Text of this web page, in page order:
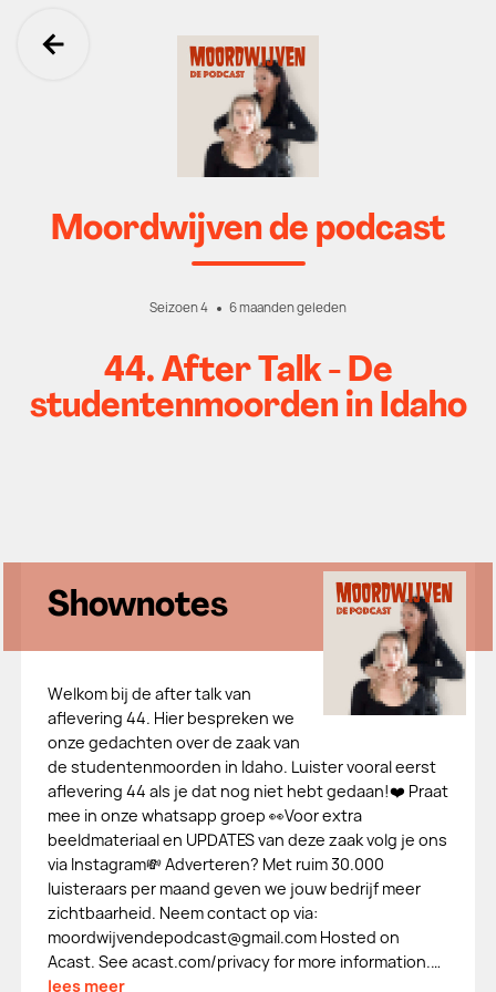
Ga terug
Moordwijven de podcast
Seizoen 4 6 maanden geleden
44. After Talk - De
studentenmoorden in Idaho
Shownotes
Welkom bij de after talk van
aflevering 44. Hier bespreken we
onze gedachten over de zaak van
de studentenmoorden in Idaho. Luister vooral eerst
aflevering 44 als je dat nog niet hebt gedaan!❤️ Praat
mee in onze whatsapp groep 👀Voor extra
beeldmateriaal en UPDATES van deze zaak volg je ons
via Instagram💸 Adverteren? Met ruim 30.000
luisteraars per maand geven we jouw bedrijf meer
zichtbaarheid. Neem contact op via:
moordwijvendepodcast@gmail.com Hosted on
Acast. See acast.com/privacy for more information.…
lees meer